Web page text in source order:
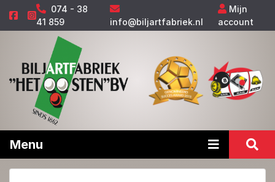
074 - 38
41 859
info@biljartfabriek.nl
Mijn
account
Menu